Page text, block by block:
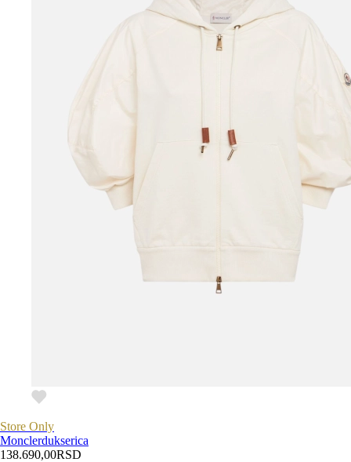
Store Only
Monclerdukserica
138.690,00RSD